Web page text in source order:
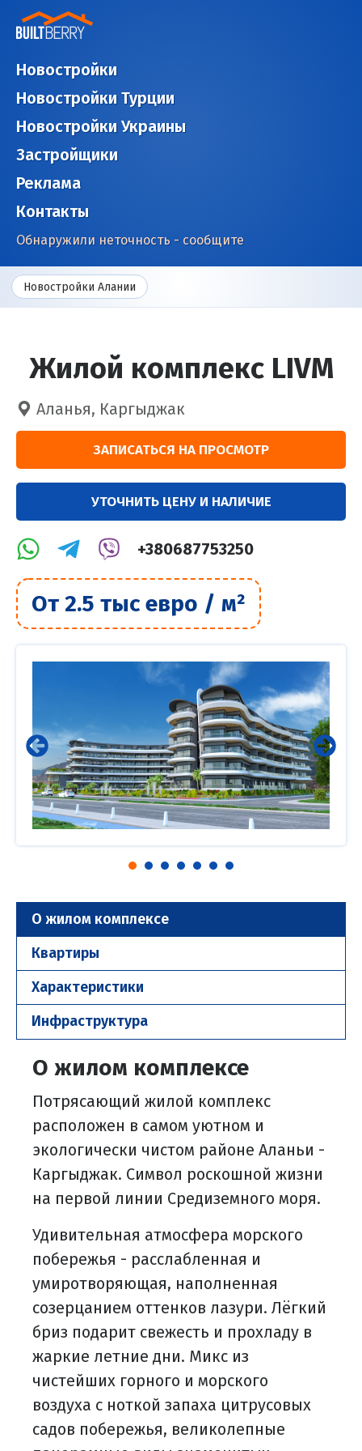
Новостройки
Новостройки Турции
Новостройки Украины
Застройщики
Реклама
Контакты
Обнаружили неточность - сообщите
Новостройки Алании
Жилой комплекс LIVM
Аланья, Каргыджак
ЗАПИСАТЬСЯ НА ПРОСМОТР
УТОЧНИТЬ ЦЕНУ И НАЛИЧИЕ
+380687753250
От 2.5 тыс евро / м²
О жилом комплексе
Квартиры
Характеристики
Инфраструктура
О жилом комплексе
Потрясающий жилой комплекс
расположен в самом уютном и
экологически чистом районе Аланьи -
Каргыджак. Символ роскошной жизни
на первой линии Средиземного моря.
Удивительная атмосфера морского
побережья - расслабленная и
умиротворяющая, наполненная
созерцанием оттенков лазури. Лёгкий
бриз подарит свежесть и прохладу в
жаркие летние дни. Микс из
чистейших горного и морского
воздуха с ноткой запаха цитрусовых
садов побережья, великолепные